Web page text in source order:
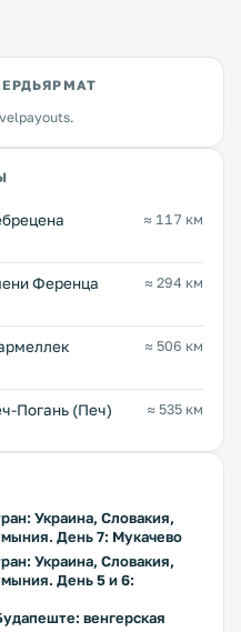
≈ 117 км
Ференца
≈ 294 км
≈ 506 км
Погань (Печ) ≈ 535 км
Украина, Словакия,
День 7: Мукачево
Украина, Словакия,
День 5 и 6:
венгерская